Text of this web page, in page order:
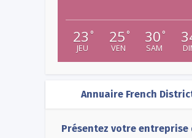
23 °
JEU
25 °
VEN
30 °
SAM
Annuaire French
Présentez votre entreprise